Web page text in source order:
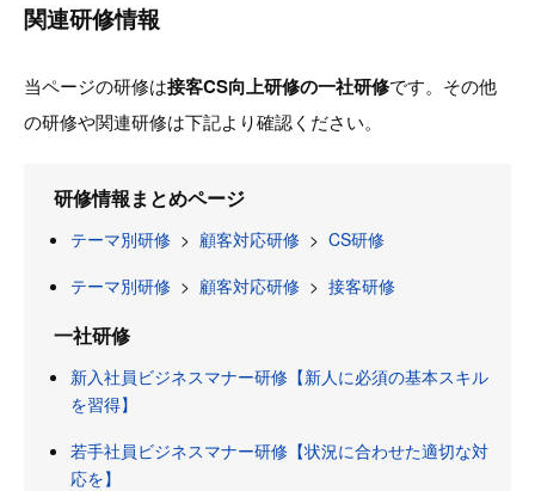
関連研修情報
当ページの研修は接客CS向上研修の一社研修です。その他
の研修や関連研修は下記より確認ください。
研修情報まとめページ
テーマ別研修 > 顧客対応研修 > CS研修
テーマ別研修 > 顧客対応研修 > 接客研修
一社研修
新入社員ビジネスマナー研修【新人に必須の基本スキル
を習得】
若手社員ビジネスマナー研修【状況に合わせた適切な対
応を】